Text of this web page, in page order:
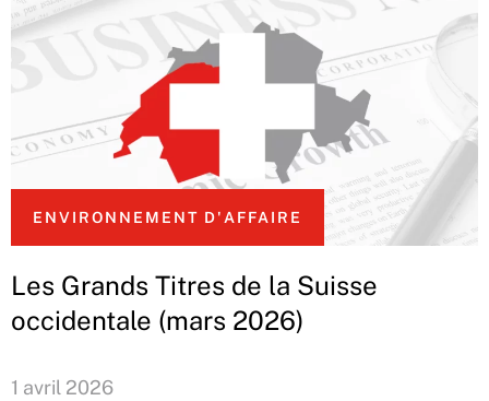
ENVIRONNEMENT D'AFFAIRE
Les Grands Titres de la Suisse
occidentale (mars 2026)
1 avril 2026